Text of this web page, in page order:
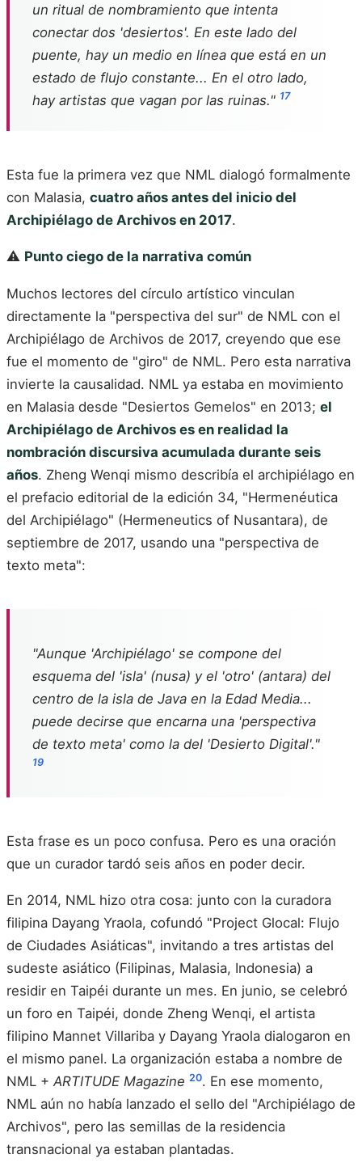
un ritual de nombramiento que intenta
conectar dos 'desiertos'. En este lado del
puente, hay un medio en línea que está en un
estado de flujo constante... En el otro lado,
hay artistas que vagan por las ruinas." 17
Esta fue la primera vez que NML dialogó formalmente
con Malasia, cuatro años antes del inicio del
Archipiélago de Archivos en 2017.
⚠️ Punto ciego de la narrativa común
Muchos lectores del círculo artístico vinculan
directamente la "perspectiva del sur" de NML con el
Archipiélago de Archivos de 2017, creyendo que ese
fue el momento de "giro" de NML. Pero esta narrativa
invierte la causalidad. NML ya estaba en movimiento
en Malasia desde "Desiertos Gemelos" en 2013; el
Archipiélago de Archivos es en realidad la
nombración discursiva acumulada durante seis
años. Zheng Wenqi mismo describía el archipiélago en
el prefacio editorial de la edición 34, "Hermenéutica
del Archipiélago" (Hermeneutics of Nusantara), de
septiembre de 2017, usando una "perspectiva de
texto meta":
"Aunque 'Archipiélago' se compone del
esquema del 'isla' (nusa) y el 'otro' (antara) del
centro de la isla de Java en la Edad Media...
puede decirse que encarna una 'perspectiva
de texto meta' como la del 'Desierto Digital'."
19
Esta frase es un poco confusa. Pero es una oración
que un curador tardó seis años en poder decir.
En 2014, NML hizo otra cosa: junto con la curadora
filipina Dayang Yraola, cofundó "Project Glocal: Flujo
de Ciudades Asiáticas", invitando a tres artistas del
sudeste asiático (Filipinas, Malasia, Indonesia) a
residir en Taipéi durante un mes. En junio, se celebró
un foro en Taipéi, donde Zheng Wenqi, el artista
filipino Mannet Villariba y Dayang Yraola dialogaron en
el mismo panel. La organización estaba a nombre de
NML +ARTITUDE Magazine 20. En ese momento,
NML aún no había lanzado el sello del "Archipiélago de
Archivos", pero las semillas de la residencia
transnacional ya estaban plantadas.